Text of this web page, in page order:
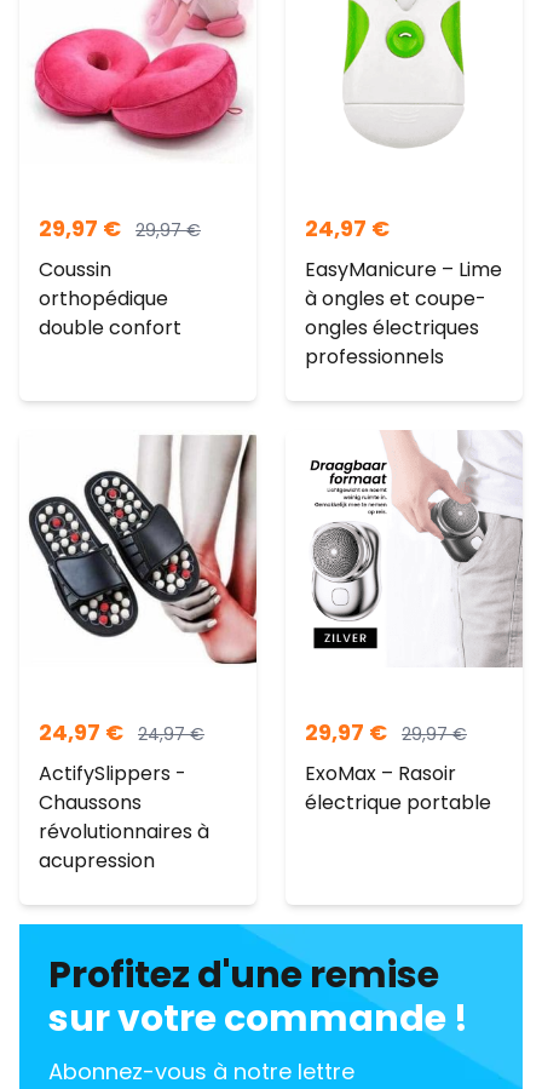
29,97 € 29,97€
Coussin
orthopédique
double confort
24,97 €
EasyManicure – Lime
à ongles et coupe-
ongles électriques
professionnels
24,97 € 24,97€
ActifySlippers -
Chaussons
révolutionnaires à
acupression
29,97 € 29,97€
ExoMax – Rasoir
électrique portable
Profitez d'une remise
sur votre commande !
Abonnez-vous à notre lettre